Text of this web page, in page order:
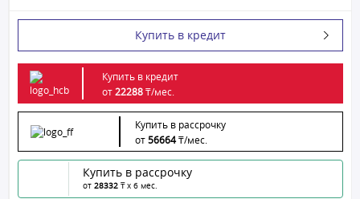
Купить в кредит
Купить в кредит
от22288₸/мес.
Купить в рассрочку
от56664₸/мес.
Купить в рассрочку
от 28332 ₸ x 6 мес.